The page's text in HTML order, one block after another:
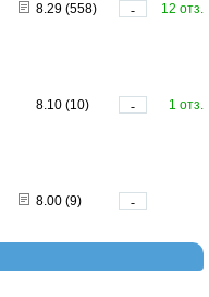
8.29 (558) -
12 отз.
8.10 (10) -
1 отз.
8.00 (9) -